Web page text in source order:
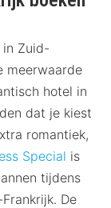
in Zuid-
meerwaarde
hotel in
dat je kiest
romantiek,
Special is
tijdens
De